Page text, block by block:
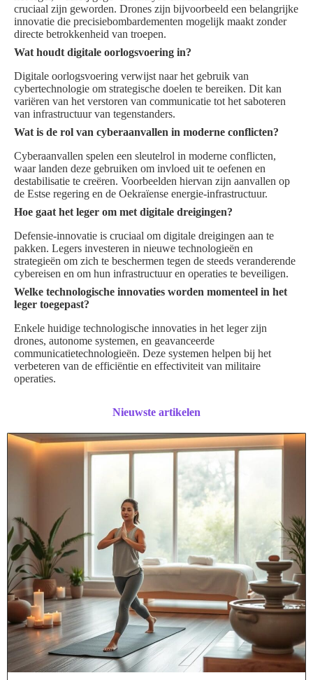
cruciaal zijn geworden. Drones zijn bijvoorbeeld een belangrijke
innovatie die precisiebombardementen mogelijk maakt zonder
directe betrokkenheid van troepen.
Wat houdt digitale oorlogsvoering in?
Digitale oorlogsvoering verwijst naar het gebruik van
cybertechnologie om strategische doelen te bereiken. Dit kan
variëren van het verstoren van communicatie tot het saboteren
van infrastructuur van tegenstanders.
Wat is de rol van cyberaanvallen in moderne conflicten?
Cyberaanvallen spelen een sleutelrol in moderne conflicten,
waar landen deze gebruiken om invloed uit te oefenen en
destabilisatie te creëren. Voorbeelden hiervan zijn aanvallen op
de Estse regering en de Oekraïense energie-infrastructuur.
Hoe gaat het leger om met digitale dreigingen?
Defensie-innovatie is cruciaal om digitale dreigingen aan te
pakken. Legers investeren in nieuwe technologieën en
strategieën om zich te beschermen tegen de steeds veranderende
cybereisen en om hun infrastructuur en operaties te beveiligen.
Welke technologische innovaties worden momenteel in het
leger toegepast?
Enkele huidige technologische innovaties in het leger zijn
drones, autonome systemen, en geavanceerde
communicatietechnologieën. Deze systemen helpen bij het
verbeteren van de efficiëntie en effectiviteit van militaire
operaties.
Nieuwste artikelen